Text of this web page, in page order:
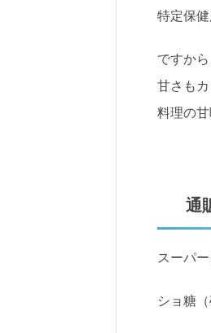
特定保
ですから
甘さも
料理の
通
スーパ
ショ糖